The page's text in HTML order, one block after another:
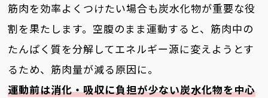
筋肉を効率よくつけたい場合も炭水化物が重要な役
割を果たします。空腹のまま運動すると、筋肉中の
たんぱく質を分解してエネルギー源に変えようとす
るため、筋肉量が減る原因に。
運動前は消化・吸収に負担が少ない炭水化物を中心